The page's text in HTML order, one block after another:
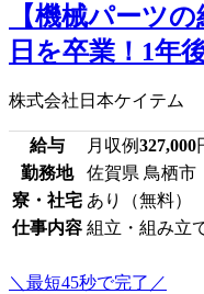
【機械パーツ
日を卒業！1年
株式会社日本ケイテム
給与 月収例327,000
勤務地
佐賀県 鳥栖市
寮・社宅 あり（無料）
仕事内容 組立・組み立
＼最短45秒で完了／